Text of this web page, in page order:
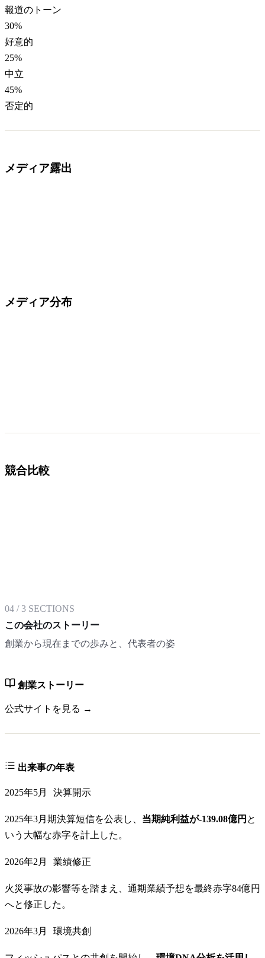
報道のトーン
30%
好意的
25%
中立
45%
否定的
メディア露出
メディア分布
競合比較
04 /3 SECTIONS
この会社のストーリー
創業から現在までの歩みと、代表者の姿
創業ストーリー
公式サイトを見る →
出来事の年表
2025年5月 決算開示
2025年3月期決算短信を公表し、 当期純利益が-139.08億円 と
いう大幅な赤字を計上した。
2026年2月 業績修正
火災事故の影響等を踏まえ、通期業績予想を最終赤字84億円
へと修正した。
2026年3月 環境共創